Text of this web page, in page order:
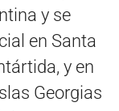
y se
en Santa
y en
Georgias